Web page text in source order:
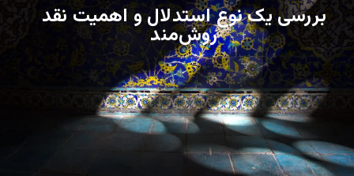
بررسی یک نوع استدلال و اهمیت نقد
روش‌مند